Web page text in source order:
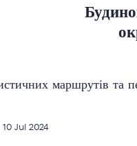
10 Jul 2024